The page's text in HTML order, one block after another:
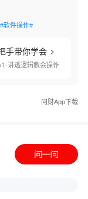
#软件操作#
手带你学会
讲透逻辑教会操作
问财App下载